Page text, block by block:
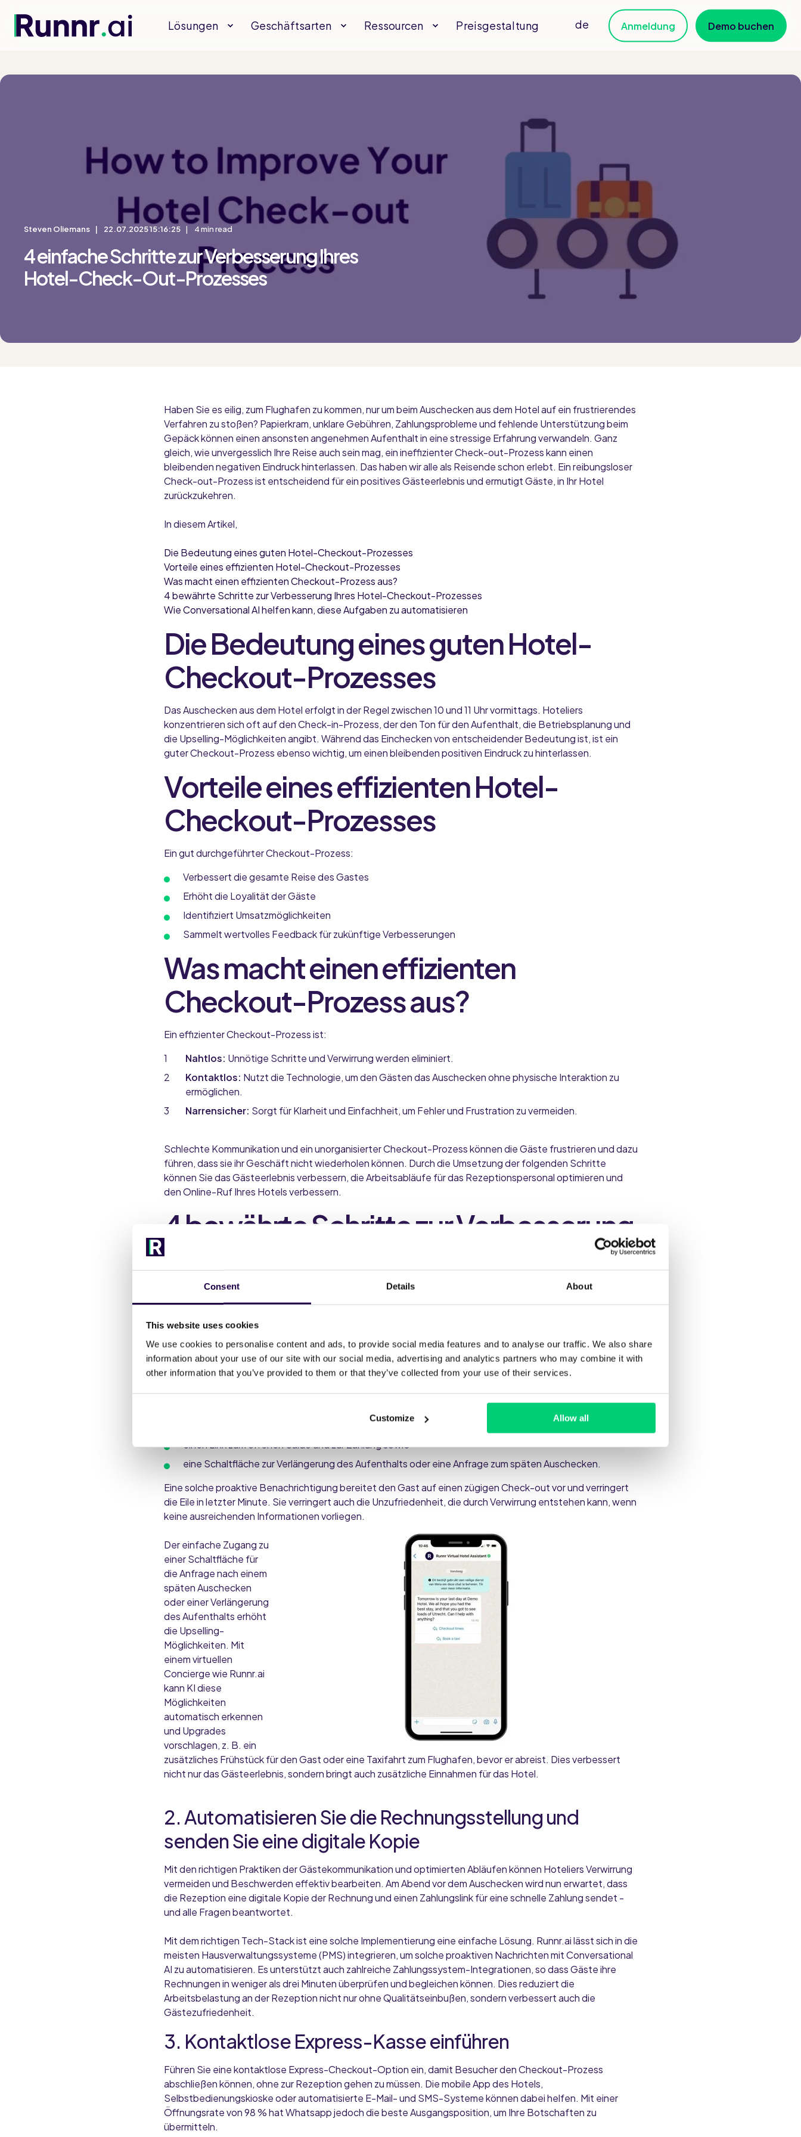
Consent Details About
This website uses cookies
We use cookies to personalise content and ads, to provide social media features and to analyse our traffic. We also share
information about your use of our site with our social media, advertising and analytics partners who may combine it with
other information that you’ve provided to them or that they’ve collected from your use of their services.
Customize Allow all
Lösungen Geschäftsarten Ressourcen Preisgestaltung de Anmeldung Demo buchen
Steven Oliemans 22.07.2025 15:16:25 4 min read
4 einfache Schritte zur Verbesserung Ihres
Hotel-Check-Out-Prozesses
Haben Sie es eilig, zum Flughafen zu kommen, nur um beim Auschecken aus dem Hotel auf ein frustrierendes
Verfahren zu stoßen? Papierkram, unklare Gebühren, Zahlungsprobleme und fehlende Unterstützung beim
Gepäck können einen ansonsten angenehmen Aufenthalt in eine stressige Erfahrung verwandeln. Ganz
gleich, wie unvergesslich Ihre Reise auch sein mag, ein ineffizienter Check-out-Prozess kann einen
bleibenden negativen Eindruck hinterlassen. Das haben wir alle als Reisende schon erlebt. Ein reibungsloser
Check-out-Prozess ist entscheidend für ein positives Gästeerlebnis und ermutigt Gäste, in Ihr Hotel
zurückzukehren.
In diesem Artikel,
Die Bedeutung eines guten Hotel-Checkout-Prozesses
Vorteile eines effizienten Hotel-Checkout-Prozesses
Was macht einen effizienten Checkout-Prozess aus?
4 bewährte Schritte zur Verbesserung Ihres Hotel-Checkout-Prozesses
Wie Conversational AI helfen kann, diese Aufgaben zu automatisieren
Die Bedeutung eines guten Hotel-
Checkout-Prozesses
Das Auschecken aus dem Hotel erfolgt in der Regel zwischen 10 und 11 Uhr vormittags. Hoteliers
konzentrieren sich oft auf den Check-in-Prozess, der den Ton für den Aufenthalt, die Betriebsplanung und
die Upselling-Möglichkeiten angibt. Während das Einchecken von entscheidender Bedeutung ist, ist ein
guter Checkout-Prozess ebenso wichtig, um einen bleibenden positiven Eindruck zu hinterlassen.
Vorteile eines effizienten Hotel-
Checkout-Prozesses
Ein gut durchgeführter Checkout-Prozess:
Verbessert die gesamte Reise des Gastes
Erhöht die Loyalität der Gäste
Identifiziert Umsatzmöglichkeiten
Sammelt wertvolles Feedback für zukünftige Verbesserungen
Was macht einen effizienten
Checkout-Prozess aus?
Ein effizienter Checkout-Prozess ist:
Nahtlos: Unnötige Schritte und Verwirrung werden eliminiert.
Kontaktlos: Nutzt die Technologie, um den Gästen das Auschecken ohne physische Interaktion zu
ermöglichen.
Narrensicher: Sorgt für Klarheit und Einfachheit, um Fehler und Frustration zu vermeiden.
Schlechte Kommunikation und ein unorganisierter Checkout-Prozess können die Gäste frustrieren und dazu
führen, dass sie ihr Geschäft nicht wiederholen können. Durch die Umsetzung der folgenden Schritte
können Sie das Gästeerlebnis verbessern, die Arbeitsabläufe für das Rezeptionspersonal optimieren und
den Online-Ruf Ihres Hotels verbessern.
4 bewährte Schritte zur Verbesserung
des Checkout-Prozesses in Ihrem
Hotel
1. Automatisieren Sie Benachrichtigungen vor dem
Checkout
Um einen reibungslosen Checkout-Prozess zu gewährleisten, ist die Automatisierung von
einen Link zum offenen Saldo und zur Zahlung sowie
eine Schaltfläche zur Verlängerung des Aufenthalts oder eine Anfrage zum späten Auschecken.
Eine solche proaktive Benachrichtigung bereitet den Gast auf einen zügigen Check-out vor und verringert
die Eile in letzter Minute. Sie verringert auch die Unzufriedenheit, die durch Verwirrung entstehen kann, wenn
keine ausreichenden Informationen vorliegen.
Der einfache Zugang zu
einer Schaltfläche für
die Anfrage nach einem
späten Auschecken
oder einer Verlängerung
des Aufenthalts erhöht
die Upselling-
Möglichkeiten. Mit
einem virtuellen
Concierge wie Runnr.ai
kann KI diese
Möglichkeiten
automatisch erkennen
und Upgrades
vorschlagen, z. B. ein
zusätzliches Frühstück für den Gast oder eine Taxifahrt zum Flughafen, bevor er abreist. Dies verbessert
nicht nur das Gästeerlebnis, sondern bringt auch zusätzliche Einnahmen für das Hotel.
2. Automatisieren Sie die Rechnungsstellung und
senden Sie eine digitale Kopie
Mit den richtigen Praktiken der Gästekommunikation und optimierten Abläufen können Hoteliers Verwirrung
vermeiden und Beschwerden effektiv bearbeiten. Am Abend vor dem Auschecken wird nun erwartet, dass
die Rezeption eine digitale Kopie der Rechnung und einen Zahlungslink für eine schnelle Zahlung sendet -
und alle Fragen beantwortet.
Mit dem richtigen Tech-Stack ist eine solche Implementierung eine einfache Lösung. Runnr.ai lässt sich in die
meisten Hausverwaltungssysteme (PMS) integrieren, um solche proaktiven Nachrichten mit Conversational
AI zu automatisieren. Es unterstützt auch zahlreiche Zahlungssystem-Integrationen, so dass Gäste ihre
Rechnungen in weniger als drei Minuten überprüfen und begleichen können. Dies reduziert die
Arbeitsbelastung an der Rezeption nicht nur ohne Qualitätseinbußen, sondern verbessert auch die
Gästezufriedenheit.
3. Kontaktlose Express-Kasse einführen
Führen Sie eine kontaktlose Express-Checkout-Option ein, damit Besucher den Checkout-Prozess
abschließen können, ohne zur Rezeption gehen zu müssen. Die mobile App des Hotels,
Selbstbedienungskioske oder automatisierte E-Mail- und SMS-Systeme können dabei helfen. Mit einer
Öffnungsrate von 98 % hat Whatsapp jedoch die beste Ausgangsposition, um Ihre Botschaften zu
übermitteln.